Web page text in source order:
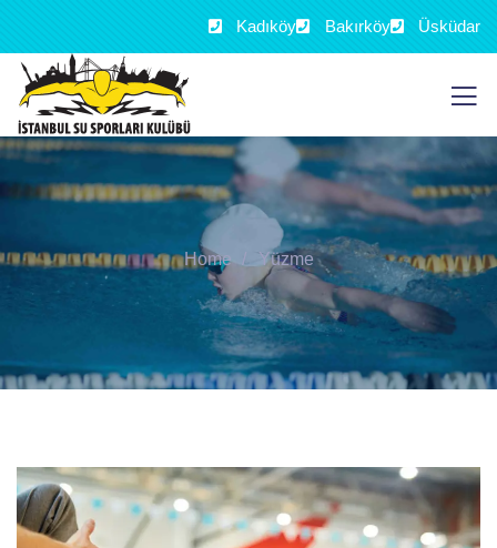
Kadıköy Bakırköy Üsküdar
Home Yüzme